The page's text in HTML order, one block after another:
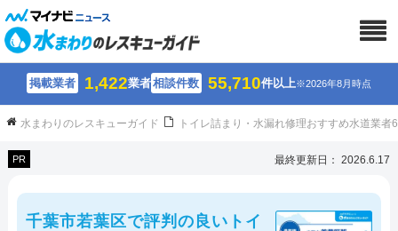
掲載業者 1,422業者相談件数 55,710件以上※2026年8月時点
水まわりのレスキューガイド トイレ詰まり・水漏れ修理おすすめ水道業
PR 最終更新日： 2026.6.17
千葉市若葉区で評判の良いトイ